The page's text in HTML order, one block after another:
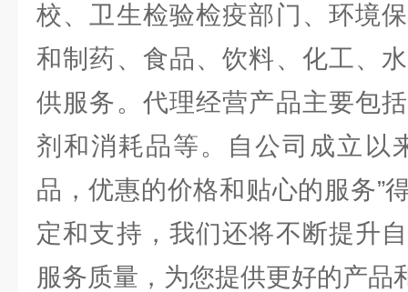
校、卫生检验检疫部门、环境
和制药、食品、饮料、化工、
供服务。代理经营产品主要包
剂和消耗品等。自公司成立以
品，优惠的价格和贴心的服务”
定和支持，我们还将不断提升
服务质量，为您提供更好的产品